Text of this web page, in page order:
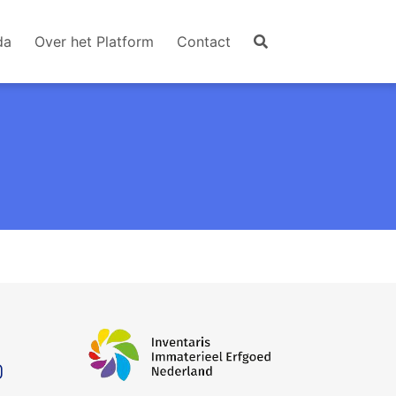
Over het Platform Contact